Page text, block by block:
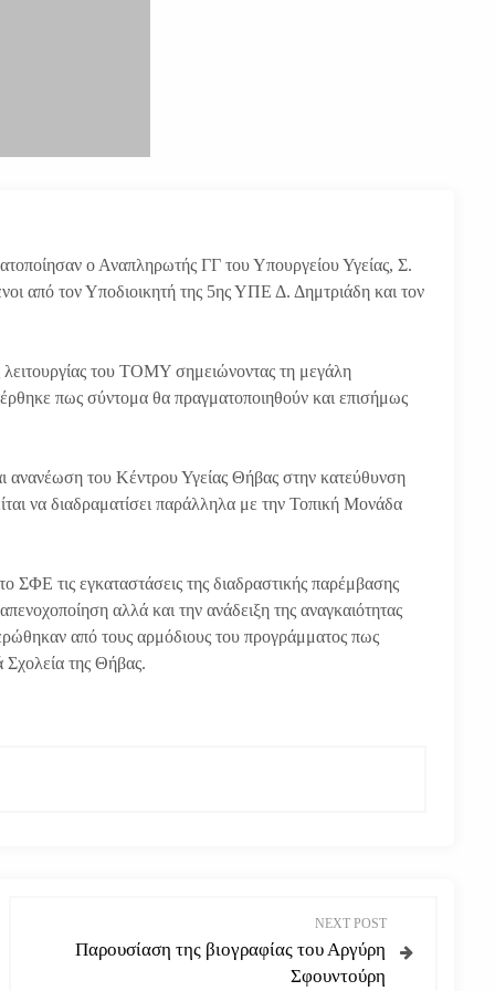
ο Αναπληρωτής ΓΓ του Υπουργείου Υγείας, Σ.
από τον Υποδιοικητή της 5ηςΥΠΕ Δ. Δημτριάδη και τον
του ΤΟΜΥ σημειώνοντας τη μεγάλη
πως σύντομα θα πραγματοποιηθούν και επισήμως
ανανέωση του Κέντρου Υγείας Θήβας στην κατεύθυνση
να διαδραματίσει παράλληλα με την Τοπική Μονάδα
τις εγκαταστάσεις της διαδραστικής παρέμβασης
αλλά και την ανάδειξη της αναγκαιότητας
από τους αρμόδιους του προγράμματος πως
Σχολεία της Θήβας.
NEXT POST
Παρουσίαση της βιογραφίας του Αργύρη
Σφουντούρη